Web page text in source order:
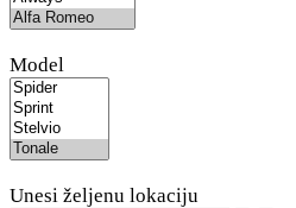
Model
Unesi željenu lokaciju